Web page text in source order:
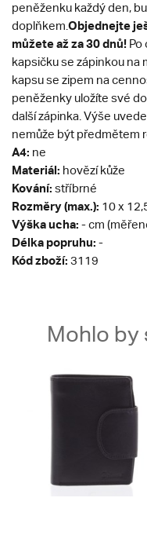
peněženku každý den,
doplňkem. Objednejte
můžete až za 30 dnů! Po
kapsičku se zápinkou na
kapsu se zipem na
peněženky uložíte své
další zápinka. Výše
nemůže být předmětem
A4: ne
Materiál: hovězí kůže
Kování: stříbrné
Rozměry (max.): 10 x
Výška ucha: - cm
Délka popruhu: -
Kód zboží: 3119
Mohlo by